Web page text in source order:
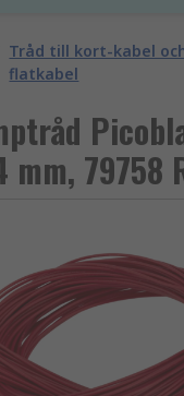
Tråd till kort-kabel
flatkabel
79758